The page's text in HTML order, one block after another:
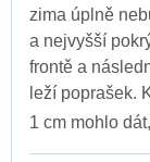
zima úplně
a nejvyšší
frontě a
leží poprašek.
1 cm mohlo